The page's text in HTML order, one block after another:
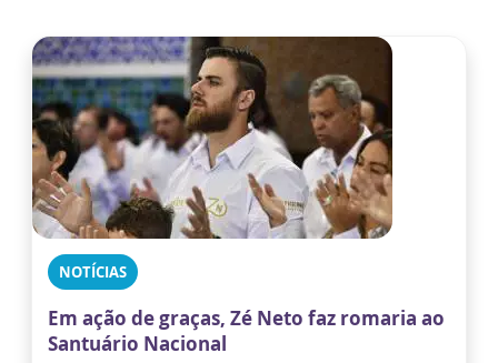
NOTÍCIAS
Em ação de graças, Zé Neto faz romaria ao
Santuário Nacional